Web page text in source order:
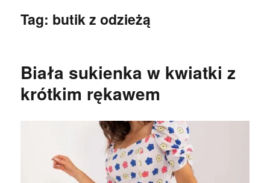
Tag: butik z odzieżą
Biała sukienka w kwiatki z
krótkim rękawem